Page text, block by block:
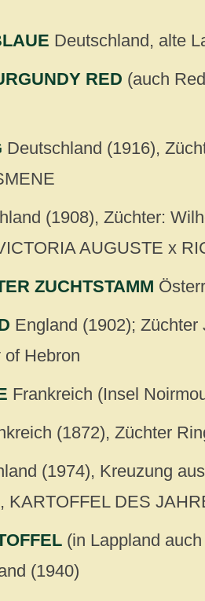
Deutschland, alte
RED (auch
Deutschland (1916),
(1908), Züchter:
AUGUSTE x
ZUCHTSTAMM
England (1902);
Hebron
Frankreich (Insel
(1872), Züchter
(1974), Kreuzung
KARTOFFEL DES
(in Lappland
(1940)